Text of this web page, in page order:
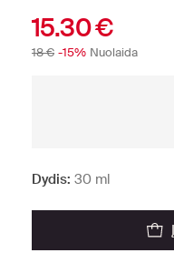
15.30 €
18 € -15% Nuolaida
Dydis: 30 ml